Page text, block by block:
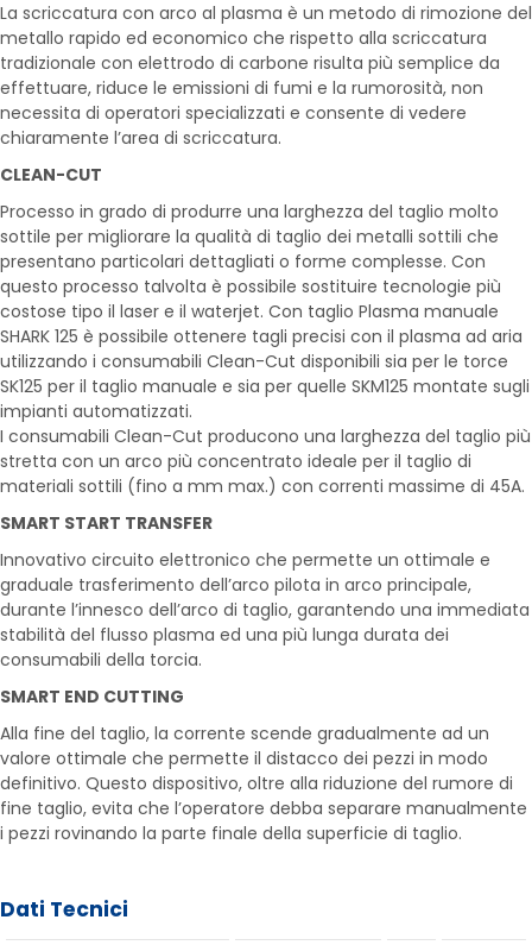
La scriccatura con arco al plasma è un metodo di rimozione del
metallo rapido ed economico che rispetto alla scriccatura
tradizionale con elettrodo di carbone risulta più semplice da
effettuare, riduce le emissioni di fumi e la rumorosità, non
necessita di operatori specializzati e consente di vedere
chiaramente l’area di scriccatura.
CLEAN-CUT
Processo in grado di produrre una larghezza del taglio molto
sottile per migliorare la qualità di taglio dei metalli sottili che
presentano particolari dettagliati o forme complesse. Con
questo processo talvolta è possibile sostituire tecnologie più
costose tipo il laser e il waterjet. Con taglio Plasma manuale
SHARK 125 è possibile ottenere tagli precisi con il plasma ad aria
utilizzando i consumabili Clean-Cut disponibili sia per le torce
SK125 per il taglio manuale e sia per quelle SKM125 montate sugli
impianti automatizzati.
I consumabili Clean-Cut producono una larghezza del taglio più
stretta con un arco più concentrato ideale per il taglio di
materiali sottili (fino a mm max.) con correnti massime di 45A.
SMART START TRANSFER
Innovativo circuito elettronico che permette un ottimale e
graduale trasferimento dell’arco pilota in arco principale,
durante l’innesco dell’arco di taglio, garantendo una immediata
stabilità del flusso plasma ed una più lunga durata dei
consumabili della torcia.
SMART END CUTTING
Alla fine del taglio, la corrente scende gradualmente ad un
valore ottimale che permette il distacco dei pezzi in modo
definitivo. Questo dispositivo, oltre alla riduzione del rumore di
fine taglio, evita che l’operatore debba separare manualmente
i pezzi rovinando la parte finale della superficie di taglio.
Dati Tecnici